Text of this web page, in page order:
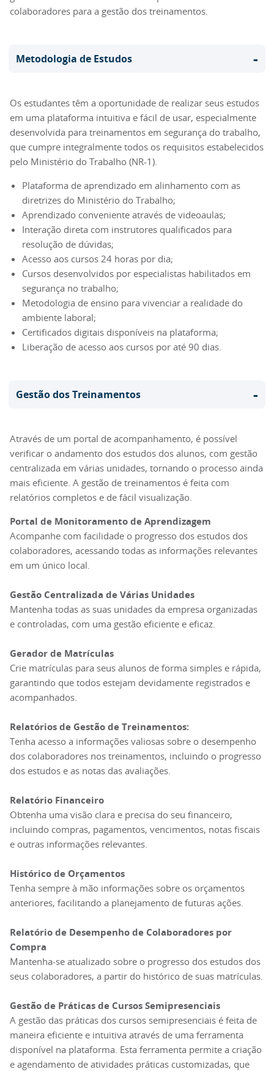
colaboradores para a gestão dos treinamentos.
Metodologia de Estudos -
Os estudantes têm a oportunidade de realizar seus estudos
em uma plataforma intuitiva e fácil de usar, especialmente
desenvolvida para treinamentos em segurança do trabalho,
que cumpre integralmente todos os requisitos estabelecidos
pelo Ministério do Trabalho (NR-1).
Plataforma de aprendizado em alinhamento com as
diretrizes do Ministério do Trabalho;
Aprendizado conveniente através de videoaulas;
Interação direta com instrutores qualificados para
resolução de dúvidas;
Acesso aos cursos 24 horas por dia;
Cursos desenvolvidos por especialistas habilitados em
segurança no trabalho;
Metodologia de ensino para vivenciar a realidade do
ambiente laboral;
Certificados digitais disponíveis na plataforma;
Liberação de acesso aos cursos por até 90 dias.
Gestão dos Treinamentos -
Através de um portal de acompanhamento, é possível
verificar o andamento dos estudos dos alunos, com gestão
centralizada em várias unidades, tornando o processo ainda
mais eficiente. A gestão de treinamentos é feita com
relatórios completos e de fácil visualização.
Portal de Monitoramento de Aprendizagem
Acompanhe com facilidade o progresso dos estudos dos
colaboradores, acessando todas as informações relevantes
em um único local.
Gestão Centralizada de Várias Unidades
Mantenha todas as suas unidades da empresa organizadas
e controladas, com uma gestão eficiente e eficaz.
Gerador de Matrículas
Crie matrículas para seus alunos de forma simples e rápida,
garantindo que todos estejam devidamente registrados e
acompanhados.
Relatórios de Gestão de Treinamentos:
Tenha acesso a informações valiosas sobre o desempenho
dos colaboradores nos treinamentos, incluindo o progresso
dos estudos e as notas das avaliações.
Relatório Financeiro
Obtenha uma visão clara e precisa do seu financeiro,
incluindo compras, pagamentos, vencimentos, notas fiscais
e outras informações relevantes.
Histórico de Orçamentos
Tenha sempre à mão informações sobre os orçamentos
anteriores, facilitando a planejamento de futuras ações.
Relatório de Desempenho de Colaboradores por
Compra
Mantenha-se atualizado sobre o progresso dos estudos dos
seus colaboradores, a partir do histórico de suas matrículas.
Gestão de Práticas de Cursos Semipresenciais
A gestão das práticas dos cursos semipresenciais é feita de
maneira eficiente e intuitiva através de uma ferramenta
disponível na plataforma. Esta ferramenta permite a criação
e agendamento de atividades práticas customizadas, que